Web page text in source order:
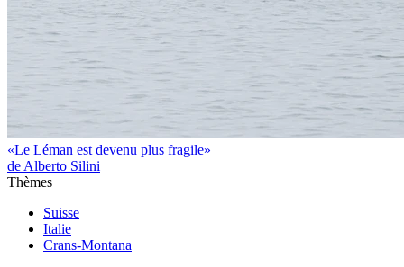
«Le Léman est devenu plus fragile»
de Alberto Silini
Thèmes
Suisse
Italie
Crans-Montana